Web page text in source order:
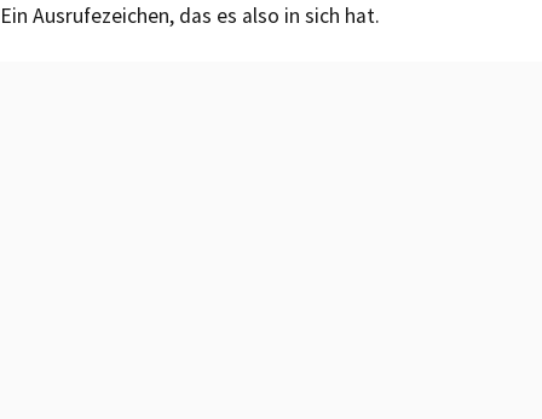
Ein Ausrufezeichen, das es also in sich hat.